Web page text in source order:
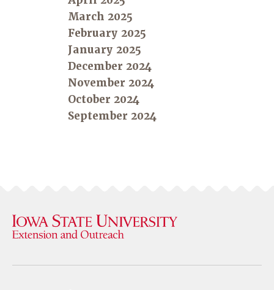
March 2025
February 2025
January 2025
December 2024
November 2024
October 2024
September 2024